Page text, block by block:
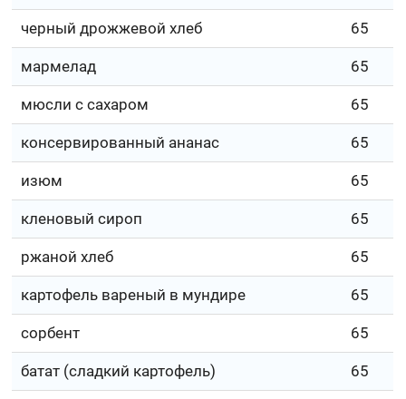
черный дрожжевой хлеб 65
мармелад 65
мюсли с сахаром 65
консервированный ананас 65
изюм 65
кленовый сироп 65
ржаной хлеб 65
картофель вареный в мундире 65
сорбент 65
батат (сладкий картофель) 65